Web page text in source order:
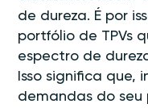
de dureza. É por
portfólio de TPVs
espectro de
Isso significa que,
demandas do